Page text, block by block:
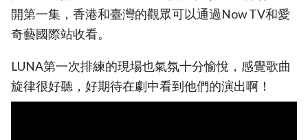
開第一集，香港和臺灣的觀眾可以通過Now TV和愛
奇藝國際站收看。
LUNA第一次排練的現場也氣氛十分愉悅，感覺歌曲
旋律很好聽，好期待在劇中看到他們的演出啊！